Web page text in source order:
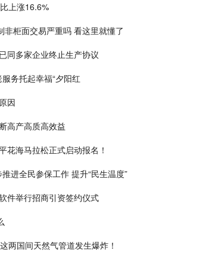
上涨16.6%
非柜面交易严重吗 看这里就懂了
同多家企业终止生产协议
务托起幸福“夕阳红
因
高产高质高效益
花海马拉松正式启动报名！
进全民参保工作 提升“民生温度”
件举行招商引资签约仪式​
两国间天然气管道发生爆炸！